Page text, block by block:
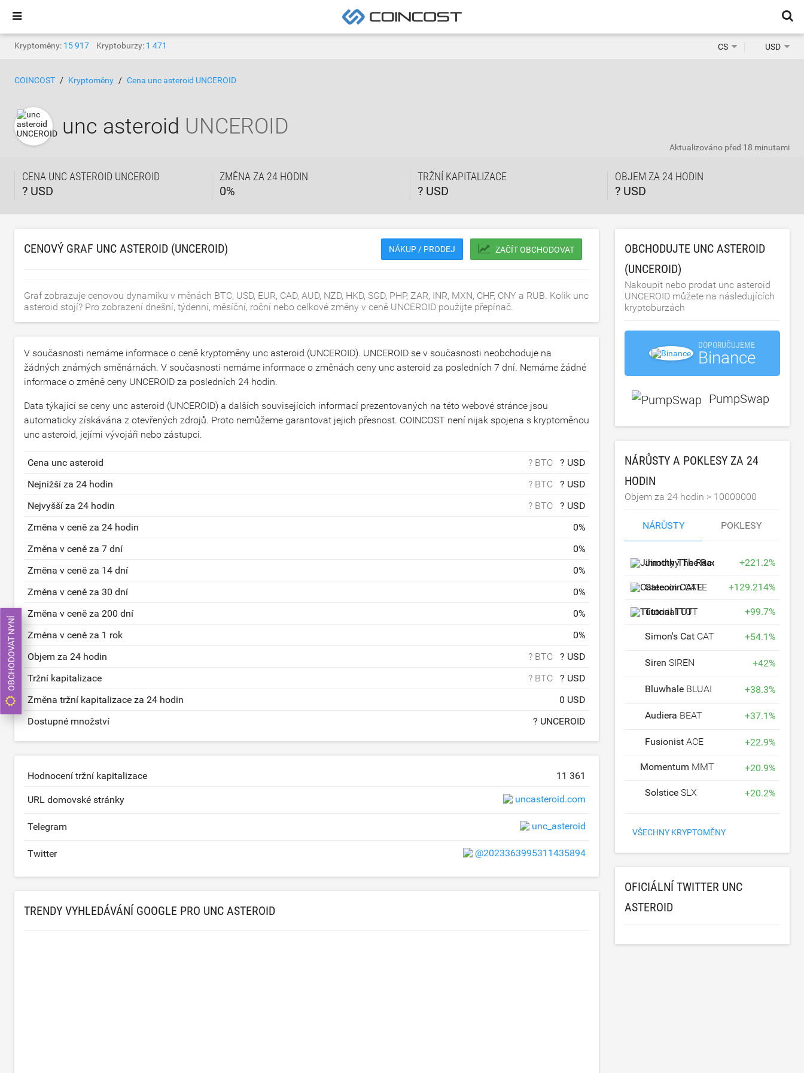
Kryptoměny: 15 917 Kryptoburzy: 1 471 CS USD
COINCOST Kryptoměny Cena unc asteroid UNCEROID
unc asteroid UNCEROID
CENA UNC ASTEROID UNCEROID
? USD
ZMĚNA ZA 24 HODIN
0%
TRŽNÍ KAPITALIZACE
? USD
OBJEM ZA 24 HODIN
? USD
Aktualizováno před 18 minutami
CENOVÝ GRAF UNC ASTEROID (UNCEROID) NÁKUP / PRODEJ ZAČÍT OBCHODOVAT
Graf zobrazuje cenovou dynamiku v měnách BTC, USD, EUR, CAD, AUD, NZD, HKD, SGD, PHP, ZAR, INR, MXN, CHF, CNY a RUB. Kolik unc
asteroid stojí? Pro zobrazení dnešní, týdenní, měsíční, roční nebo celkové změny v ceně UNCEROID použijte přepínač.
V současnosti nemáme informace o ceně kryptoměny unc asteroid (UNCEROID). UNCEROID se v současnosti neobchoduje na
žádných známých směnárnách. V současnosti nemáme informace o změnách ceny unc asteroid za posledních 7 dní. Nemáme žádné
informace o změně ceny UNCEROID za posledních 24 hodin.
Data týkající se ceny unc asteroid (UNCEROID) a dalších souvisejících informací prezentovaných na této webové stránce jsou
automaticky získávána z otevřených zdrojů. Proto nemůžeme garantovat jejich přesnost. COINCOST není nijak spojena s kryptoměnou
unc asteroid, jejími vývojáři nebo zástupci.
Cena unc asteroid ? BTC
? USD
Nejnižší za 24 hodin
? BTC
? USD
Nejvyšší za 24 hodin
? BTC
? USD
Změna v ceně za 24 hodin
0%
Změna v ceně za 7 dní
0%
Změna v ceně za 14 dní
0%
Změna v ceně za 30 dní
0%
Změna v ceně za 200 dní
0%
Změna v ceně za 1 rok
0%
Objem za 24 hodin
? BTC
? USD
Tržní kapitalizace
? BTC
? USD
Změna tržní kapitalizace za 24 hodin
0 USD
Dostupné množství
? UNCEROID
Hodnocení tržní kapitalizace 11 361
URL domovské stránky uncasteroid.com
Telegram unc_asteroid
Twitter @2023363995311435894
TRENDY VYHLEDÁVÁNÍ GOOGLE PRO UNC ASTEROID
OBCHODUJTE UNC ASTEROID
(UNCEROID)
Nakoupit nebo prodat unc asteroid
UNCEROID můžete na následujících
kryptoburzách
DOPORUČUJEME
Binance
PumpSwap
NÁRŮSTY A POKLESY ZA 24
HODIN
Objem za 24 hodin > 10000000
NÁRŮSTY POKLESY
Jimothy The RaccoonJIMOTHY
+221.2%
CatecoinCATE +129.214%
TutorialTUT +99.7%
Simon's Cat CAT +54.1%
SirenSIREN +42%
Bluwhale BLUAI +38.3%
Audiera BEAT +37.1%
FusionistACE +22.9%
Momentum MMT +20.9%
SolsticeSLX +20.2%
VŠECHNY KRYPTOMĚNY
OFICIÁLNÍ TWITTER UNC
ASTEROID
OBCHODOVAT NYNÍ